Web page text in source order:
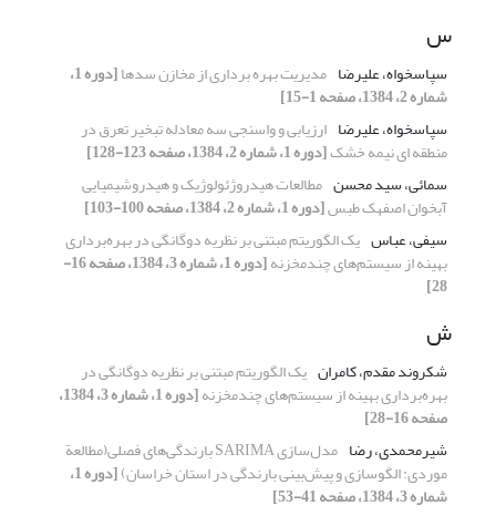
س
سپاسخواه، علیرضا مدیریت بهره برداری از مخازن سدها [دوره 1،
شماره 2، 1384، صفحه 1-15]
سپاسخواه، علیرضا ارزیابی و واسنجی سه معادله تبخیر تعرق در
منطقه ای نیمه خشک[دوره 1، شماره 2، 1384، صفحه 123-128]
سمائی، سید محسن مطالعات هیدروژئولوژیک و هیدروشیمیایی
آبخوان اصفهک طبس[دوره 1، شماره 2، 1384، صفحه 100-103]
سیفی، عباس یک الگوریتم مبتنی بر نظریه دوگانگی در بهره‌برداری
بهینه از سیستم‌های چندمخزنه [دوره 1، شماره 3، 1384، صفحه 16-
28]
ش
شکروند مقدم، کامران یک الگوریتم مبتنی بر نظریه دوگانگی در
بهره‌برداری بهینه از سیستم‌های چندمخزنه [دوره 1، شماره 3، 1384،
صفحه 16-28]
شیرمحمدی، رضا
مدل‌سازی SARIMA بارندگی‌های فصلی(مطالعة
موردی:‌ الگوسازی و پیش‌بینی بارندگی در استان خراسان) [دوره 1،
شماره 3، 1384، صفحه 41-53]